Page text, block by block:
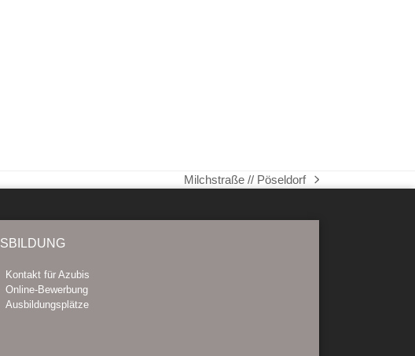
Nächster
Milchstraße // Pöseldorf
Kontakt für Azubis
Online-Bewerbung
Ausbildungsplätze